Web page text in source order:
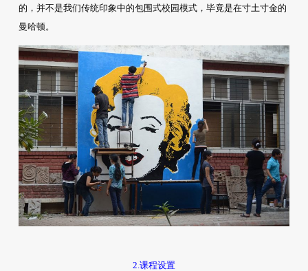
的，并不是我们传统印象中的包围式校园模式，毕竟是在寸土寸金的
曼哈顿。
2.课程设置